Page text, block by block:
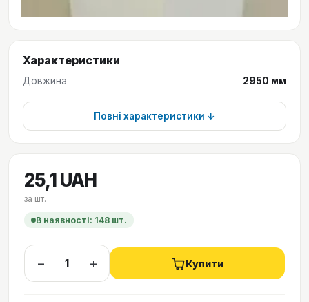
Характеристики
Довжина 2950 мм
Повні характеристики ↓
25,1 UAH
за шт.
В наявності: 148 шт.
− + Купити